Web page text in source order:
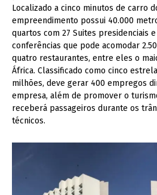
Localizado a cinco minutos de carro
empreendimento possui 40.000
quartos com 27 Suites presidenciais
conferências que pode acomodar
quatro restaurantes, entre eles o
África. Classificado como cinco
milhões, deve gerar 400 empregos
empresa, além de promover o
receberá passageiros durante os
técnicos.